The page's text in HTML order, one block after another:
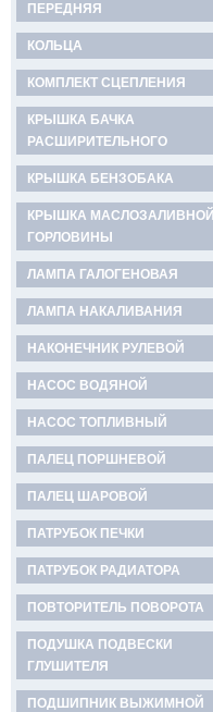
ПЕРЕДНЯЯ
КОЛЬЦА
КОМПЛЕКТ СЦЕПЛЕНИЯ
КРЫШКА БАЧКА
РАСШИРИТЕЛЬНОГО
КРЫШКА БЕНЗОБАКА
КРЫШКА МАСЛОЗАЛИВНОЙ
ГОРЛОВИНЫ
ЛАМПА ГАЛОГЕНОВАЯ
ЛАМПА НАКАЛИВАНИЯ
НАКОНЕЧНИК РУЛЕВОЙ
НАСОС ВОДЯНОЙ
НАСОС ТОПЛИВНЫЙ
ПАЛЕЦ ПОРШНЕВОЙ
ПАЛЕЦ ШАРОВОЙ
ПАТРУБОК ПЕЧКИ
ПАТРУБОК РАДИАТОРА
ПОВТОРИТЕЛЬ ПОВОРОТА
ПОДУШКА ПОДВЕСКИ
ГЛУШИТЕЛЯ
ПОДШИПНИК ВЫЖИМНОЙ